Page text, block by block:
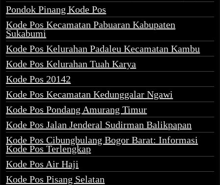
Pondok Pinang Kode Pos
Kode Pos Kecamatan Pabuaran Kabupaten
Sukabumi
Kode Pos Kelurahan Padaleu Kecamatan Kambu
Kode Pos Kelurahan Tuah Karya
Kode Pos 20142
Kode Pos Kecamatan Kedunggalar Ngawi
Kode Pos Pondang Amurang Timur
Kode Pos Jalan Jenderal Sudirman Balikpapan
Kode Pos Cibungbulang Bogor Barat: Informasi
Kode Pos Terlengkap
Kode Pos Air Haji
Kode Pos Pisang Selatan